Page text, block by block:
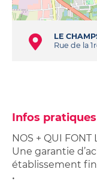
LE
Rue de la
Infos
NOS + QUI FONT
Une garantie
établissement
•